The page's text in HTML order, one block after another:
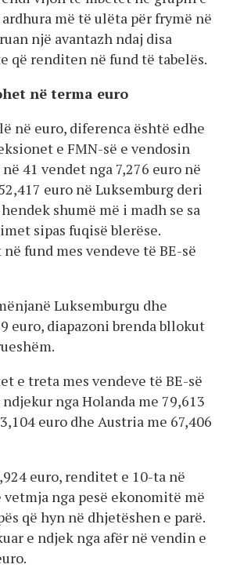
më të ulëta për frymë në
një avantazh ndaj disa
që renditen në fund të tabelës.
në terma euro
në euro, diferenca është edhe
e FMN-së e vendosin
41 vendet nga 7,276 euro në
euro në Luksemburg deri
shumë më i madh se sa
sipas fuqisë blerëse.
fund mes vendeve të BE-së
Luksemburgu dhe
euro, diapazoni brenda bllokut
e treta mes vendeve të BE-së
nga Holanda me 79,613
euro dhe Austria me 67,406
euro, renditet e 10-ta në
nga pesë ekonomitë më
që hyn në dhjetëshen e parë.
e ndjek nga afër në vendin e